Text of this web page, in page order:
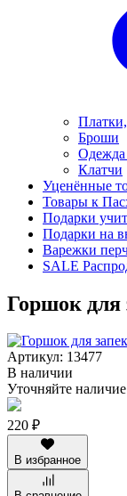
Броши
Одежда
Клатчи
Уценённые
Товары к
Подарки
Подарки на
Варежки
SALE
Горшок для
Артикул: 13477
В наличии
Уточняйте
220 ₽
В избранное